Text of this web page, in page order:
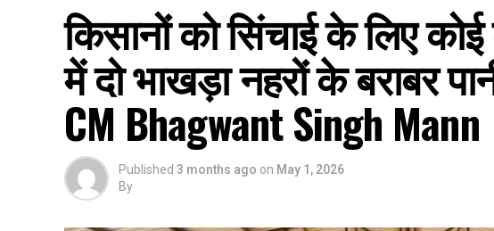
किसानों को सिंचाई के लिए
में दो भाखड़ा नहरों के बराबर
CM Bhagwant Singh Mann
Published 3 months ago on May 1, 2026
By